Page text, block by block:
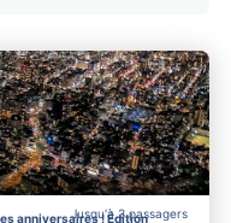
Jusqu'à 3 passagers
anniversaires ! Édition